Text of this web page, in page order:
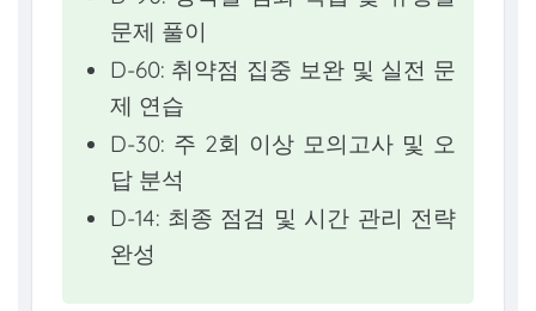
문제 풀이
D-60: 취약점 집중 보완 및 실전 문
제 연습
D-30: 주 2회 이상 모의고사 및 오
답 분석
D-14: 최종 점검 및 시간 관리 전략
완성